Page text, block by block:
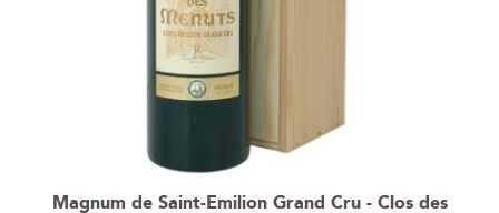
Magnum de Saint-Emilion Grand Cru - Clos des